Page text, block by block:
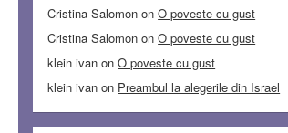
Cristina Salomon onO poveste cu gust
Cristina Salomon onO poveste cu gust
klein ivan onO poveste cu gust
klein ivan on Preambul la alegerile din Israel